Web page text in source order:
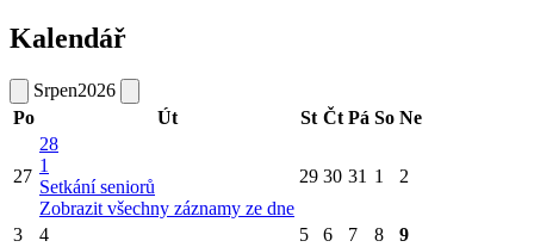
Kalendář
Srpen2026
Po
Út St Čt Pá So Ne
27
28
1
Setkání seniorů
Zobrazit všechny záznamy ze dne
29 30 31 1 2
3 4 5 6 7 8
9